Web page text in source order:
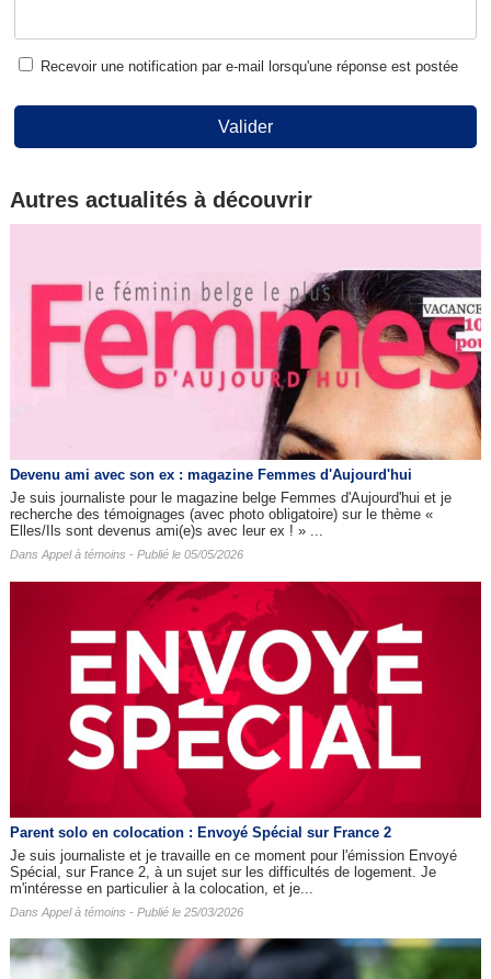
Recevoir une notification par e-mail lorsqu'une réponse est postée
Valider
Autres actualités à découvrir
Devenu ami avec son ex : magazine Femmes d'Aujourd'hui
Je suis journaliste pour le magazine belge Femmes d'Aujourd'hui et je
recherche des témoignages (avec photo obligatoire) sur le thème «
Elles/Ils sont devenus ami(e)s avec leur ex ! » ...
Dans Appel à témoins - Publié le 05/05/2026
Parent solo en colocation : Envoyé Spécial sur France 2
Je suis journaliste et je travaille en ce moment pour l'émission Envoyé
Spécial, sur France 2, à un sujet sur les difficultés de logement. Je
m'intéresse en particulier à la colocation, et je...
Dans Appel à témoins - Publié le 25/03/2026